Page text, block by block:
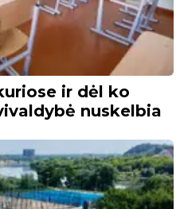
ir dėl ko
nuskelbia